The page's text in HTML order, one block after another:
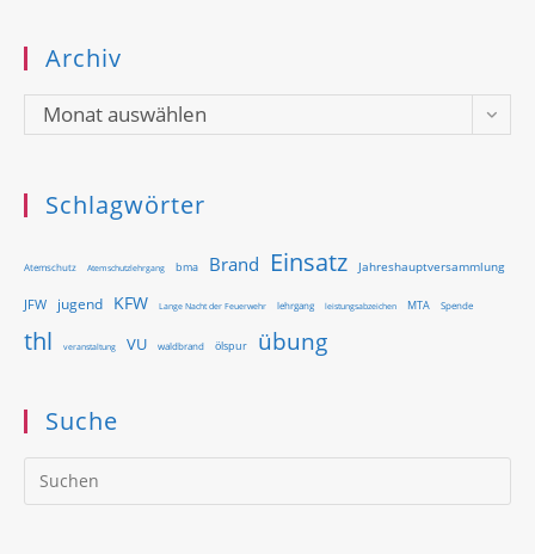
Archiv
Archiv
Monat auswählen
Schlagwörter
Atemschutz Atemschutzlehrgang bma Brand Einsatz Jahreshauptversammlung
JFW jugend KFW Lange Nacht der Feuerwehr lehrgang leistungsabzeichen MTA Spende
thl veranstaltung VU waldbrand ölspur übung
Suche